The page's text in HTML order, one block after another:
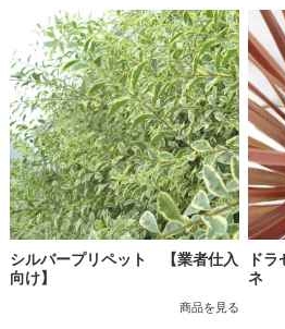
シルバープリペット 【業者仕入
向け】
商品を見る
ド
ネ